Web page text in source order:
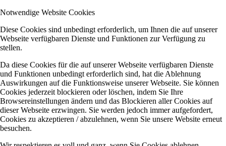
Notwendige Website Cookies
Diese Cookies sind unbedingt erforderlich, um Ihnen die auf unserer
Webseite verfügbaren Dienste und Funktionen zur Verfügung zu
stellen.
Da diese Cookies für die auf unserer Webseite verfügbaren Dienste
und Funktionen unbedingt erforderlich sind, hat die Ablehnung
Auswirkungen auf die Funktionsweise unserer Webseite. Sie können
Cookies jederzeit blockieren oder löschen, indem Sie Ihre
Browsereinstellungen ändern und das Blockieren aller Cookies auf
dieser Webseite erzwingen. Sie werden jedoch immer aufgefordert,
Cookies zu akzeptieren / abzulehnen, wenn Sie unsere Website erneut
besuchen.